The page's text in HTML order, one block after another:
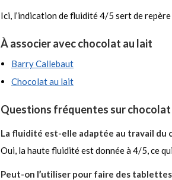
Ici, l’indication de fluidité 4/5 sert de
À associer avec chocolat au lait
Barry Callebaut
Chocolat au lait
Questions fréquentes sur chocolat
La fluidité est-elle adaptée au travail du
Oui, la haute fluidité est donnée à 4/5, ce
Peut-on l’utiliser pour faire des tablettes